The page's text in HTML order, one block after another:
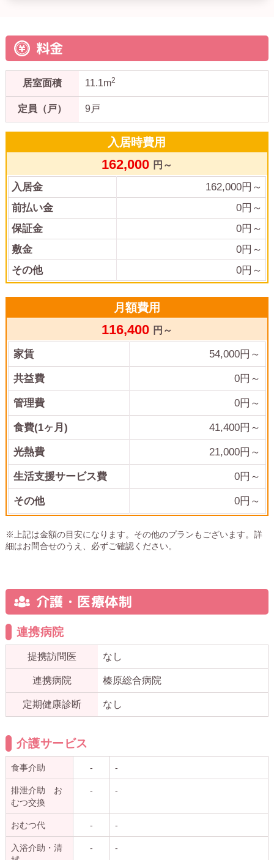
料金
居室面積 11.1m2
定員（戸） 9戸
入居時費用
162,000 円～
入居金 162,000円～
前払い金
0円～
保証金
0円～
敷金
0円～
その他
0円～
月額費用
116,400 円～
家賃 54,000円～
共益費 0円～
管理費 0円～
食費(1ヶ月) 41,400円～
光熱費 21,000円～
生活支援サービス費 0円～
その他 0円～
※上記は金額の目安になります。その他のプランもございます。詳
細はお問合せのうえ、必ずご確認ください。
介護・医療体制
連携病院
提携訪問医 なし
連携病院 榛原総合病院
定期健康診断 なし
介護サービス
食事介助 - -
排泄介助 お
むつ交換
- -
おむつ代 - -
入浴介助・清
- -